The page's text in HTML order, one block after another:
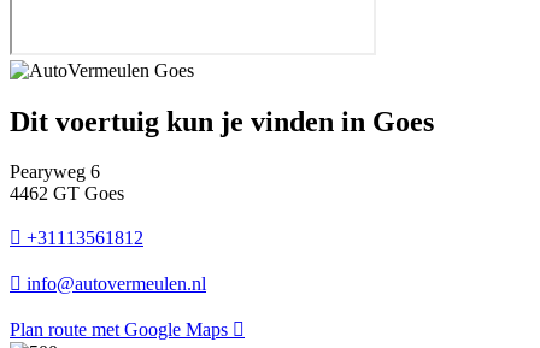
Dit voertuig kun je vinden in Goes
Pearyweg 6
4462 GT Goes
+31113561812
info@autovermeulen.nl
Plan route met Google Maps